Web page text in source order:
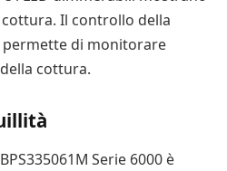
Il controllo della
di monitorare
cottura.
Serie 6000 è